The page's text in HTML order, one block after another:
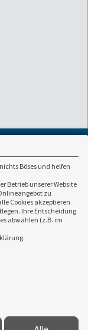
Böses und helfen
Betrieb unserer Website
zu
Cookies akzeptieren
Ihre Entscheidung
abwählen (z.B. im